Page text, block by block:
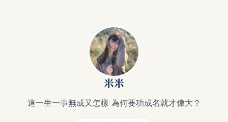
米米
這一生一事無成又怎樣 為何要功成名就才偉大？